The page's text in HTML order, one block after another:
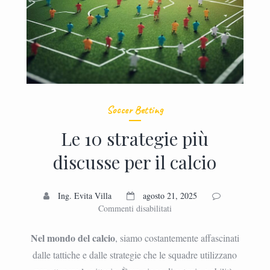
Soccer Betting
Le 10 strategie più
discusse per il calcio
Ing. Evita Villa
agosto 21, 2025
Commenti disabilitatisu
strategie
più
Nel mondo del calcio, siamo costantemente affascinati
dalle tattiche e dalle strategie che le squadre utilizzano